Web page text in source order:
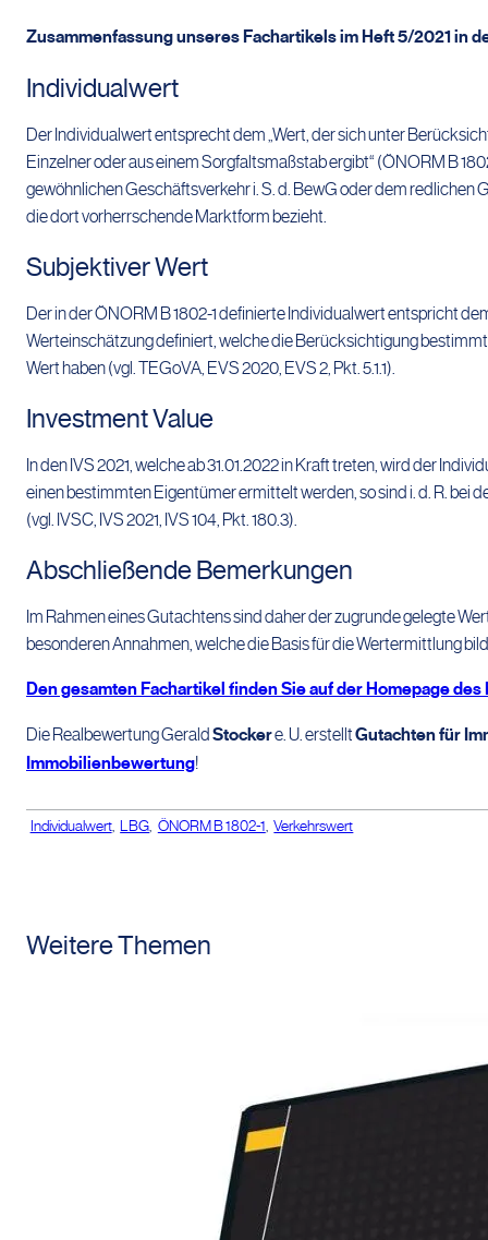
Zusammenfassung unseres Fachartikels im Heft 5/2021 in
Individualwert
Der Individualwert entsprecht dem „Wert, der sich unter
Einzelner oder aus einem Sorgfaltsmaßstab ergibt“ (ÖNORM B
gewöhnlichen Geschäftsverkehr i. S. d. BewG oder dem redlichen
die dort vorherrschende Marktform bezieht.
Subjektiver Wert
Der in der ÖNORM B 1802-1 definierte Individualwert entspricht
Werteinschätzung definiert, welche die Berücksichtigung
Wert haben (vgl. TEGoVA, EVS 2020, EVS 2, Pkt. 5.1.1).
Investment Value
In den IVS 2021, welche ab 31.01.2022 in Kraft treten, wird der
einen bestimmten Eigentümer ermittelt werden, so sind i. d. R.
(vgl. IVSC, IVS 2021, IVS 104, Pkt. 180.3).
Abschließende Bemerkungen
Im Rahmen eines Gutachtens sind daher der zugrunde gelegte
besonderen Annahmen, welche die Basis für die Wertermittlung
Den gesamten Fachartikel finden Sie auf der Homepage des
Die Realbewertung GeraldStockere. U. erstelltGutachten für
Immobilienbewertung!
Individualwert, LBG ÖNORM B 1802-1 Verkehrswert
Weitere Themen